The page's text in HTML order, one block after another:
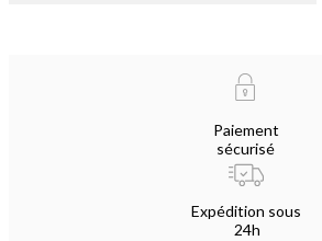
Paiement
sécurisé
Expédition sous
24h